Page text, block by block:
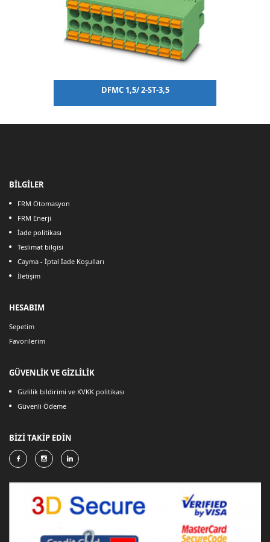
DFMC 1,5/ 2-ST-3,5
BİLGİLER
FRM Otomasyon
FRM Enerji
İade politikası
Teslimat bilgisi
Cayma - İptal İade Koşulları
İletişim
HESABIM
Sepetim
Favorilerim
GÜVENLİK VE GİZLİLİK
Gizlilik bildirimi ve KVKK politikası
Güvenli Ödeme
BİZİ TAKİP EDİN